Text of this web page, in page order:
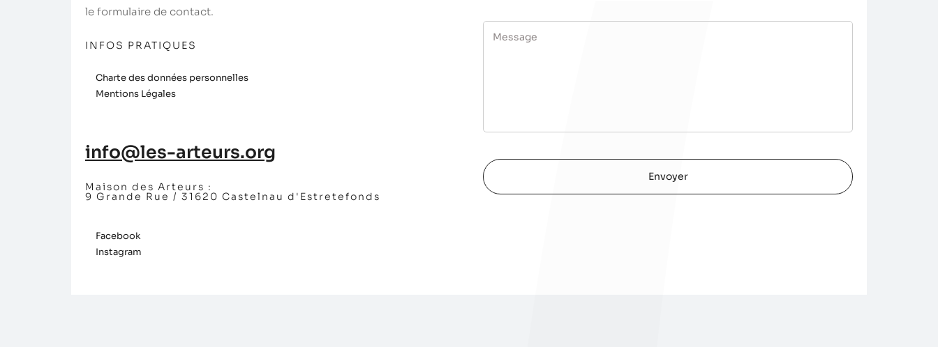
le formulaire de contact.
INFOS PRATIQUES
Charte des données personnelles
Mentions Légales
info@les-arteurs.org
Maison des Arteurs :
9 Grande Rue / 31620 Castelnau d'Estretefonds
Facebook
Instagram